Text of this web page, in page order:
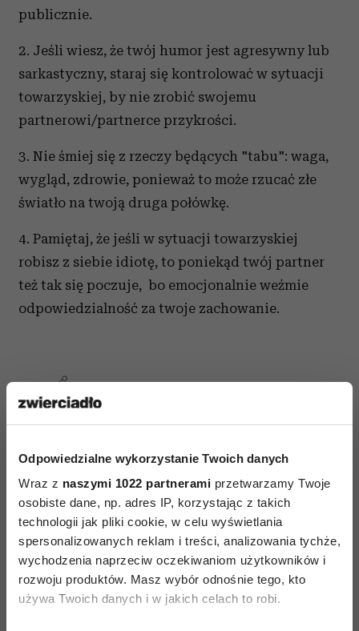
Odpowiedzialne wykorzystanie Twoich danych
Wraz z naszymi 1022 partnerami przetwarzamy Twoje
osobiste dane, np. adres IP, korzystając z takich
technologii jak pliki cookie, w celu wyświetlania
spersonalizowanych reklam i treści, analizowania tychże,
wychodzenia naprzeciw oczekiwaniom użytkowników i
rozwoju produktów. Masz wybór odnośnie tego, kto
używa Twoich danych i w jakich celach to robi.
publicznie.
2. Jeśli wiesz, że twój humor jest agresywny lub
sarkastyczny, staraj się kontrolować w sytuacji
towarzyskiej, by nie zrobić swojemu
partnerowi/partnerce przykrości.
3. Nie śmiej się z rzeczy będących "tabu": waga,
wygląd, zdrowie, ponieważ to może rzucać złe
światło na twoją druga połówkę.
4. Pamiętaj, że jeśli w sytuacji towarzyskiej
robisz z siebie idiotę, to poniekąd twój partner
też tak się poczuje, bo emocjonalnie weźmie
odpowiedzialność za twoje zachowanie.